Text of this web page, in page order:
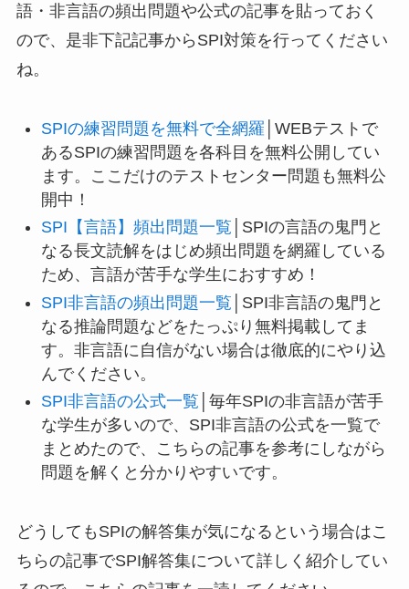
語・非言語の頻出問題や公式の記事を貼っておく
ので、是非下記記事からSPI対策を行ってください
ね。
SPIの練習問題を無料で全網羅 │WEBテストで
あるSPIの練習問題を各科目を無料公開してい
ます。ここだけのテストセンター問題も無料公
開中！
SPI【言語】頻出問題一覧 │SPIの言語の鬼門と
なる長文読解をはじめ頻出問題を網羅している
ため、言語が苦手な学生におすすめ！
SPI非言語の頻出問題一覧 │SPI非言語の鬼門と
なる推論問題などをたっぷり無料掲載してま
す。非言語に自信がない場合は徹底的にやり込
んでください。
SPI非言語の公式一覧 │毎年SPIの非言語が苦手
な学生が多いので、SPI非言語の公式を一覧で
まとめたので、こちらの記事を参考にしながら
問題を解くと分かりやすいです。
どうしてもSPIの解答集が気になるという場合はこ
ちらの記事でSPI解答集について詳しく紹介してい